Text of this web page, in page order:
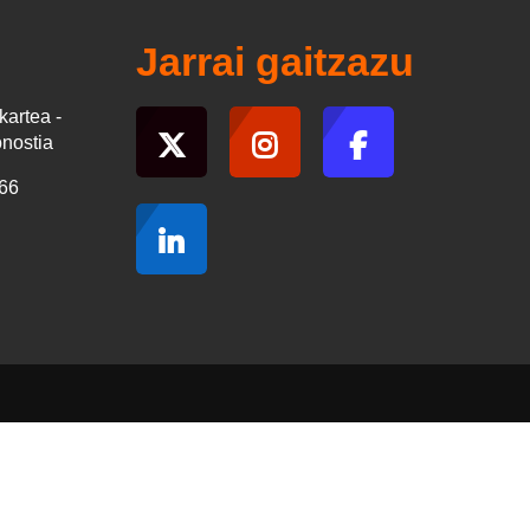
-
Jarrai gaitzazu